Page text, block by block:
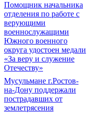
Помощник начальника
отделения по работе с
верующими
военнослужащими
Южного военного
округа удостоен медали
«За веру и служение
Отечеству»
Мусульмане г.Ростов-
на-Дону поддержали
пострадавших от
землетрясения